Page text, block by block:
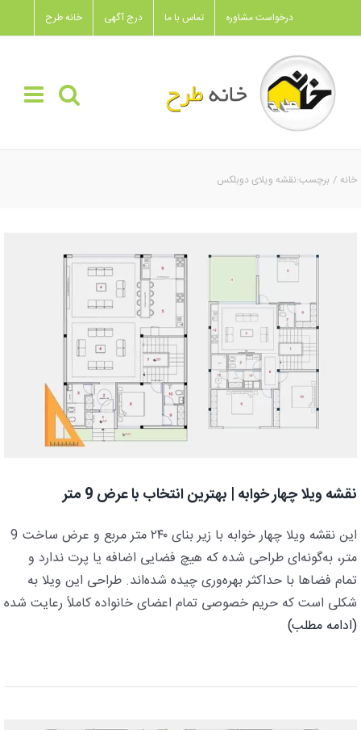
to
content
خانه طرح درج آگهی تماس با ما درخواست مشاوره
خانه برچسب:نقشه ویلای دوبلکس
نقشه ویلا چهار خوابه | بهترین انتخاب با عرض 9 متر
این نقشه ویلا چهار خوابه با زیر بنای ۲۴۰ متر مربع و عرض ساخت 9
متر، به‌گونه‌ای طراحی شده که هیچ فضایی اضافه یا پرت ندارد و
تمام فضاها با حداکثر بهره‌وری چیده شده‌اند. طراحی این ویلا به
شکلی است که حریم خصوصی تمام اعضای خانواده کاملاً رعایت شده
(ادامه مطلب)